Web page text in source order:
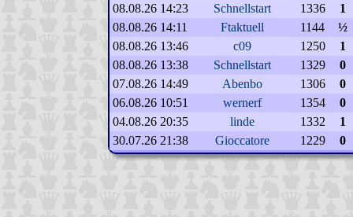
08.08.26 14:23
Schnellstart 1336
1
08.08.26 14:11
Ftaktuell 1144
½
08.08.26 13:46
c09 1250
1
08.08.26 13:38
Schnellstart 1329
0
07.08.26 14:49
Abenbo 1306
0
06.08.26 10:51
wernerf 1354
0
04.08.26 20:35
linde 1332
1
30.07.26 21:38
Gioccatore 1229 0